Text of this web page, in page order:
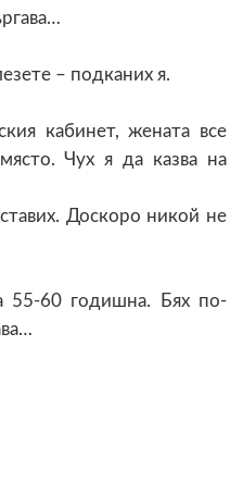
– подканих я.
кабинет, жената все
Чух я да казва на
Доскоро никой не
55-60 годишна. Бях по-